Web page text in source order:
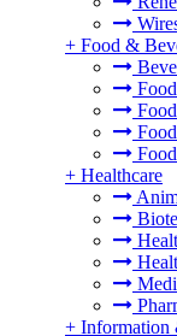
+ Food &
+ Healthcare
+ Information